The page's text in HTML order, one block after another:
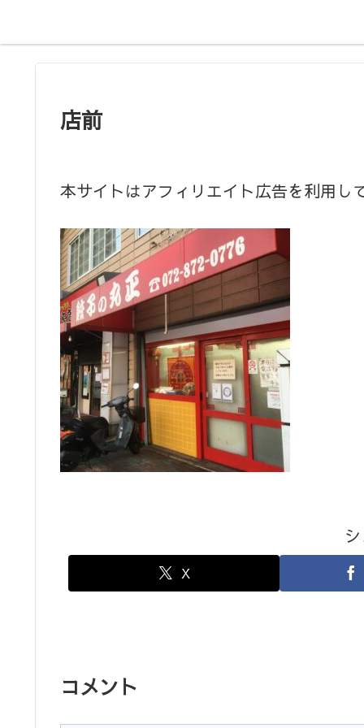
店前
本サイトはアフィリエイト広告を利用し
X
コメント